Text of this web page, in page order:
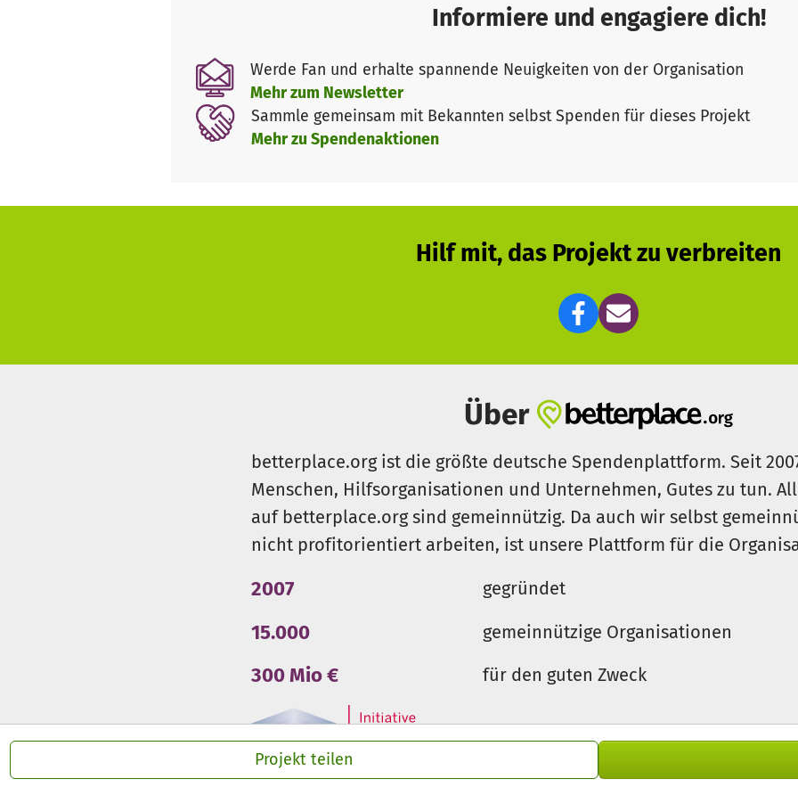
Projekt teilen
- kontrollierte Bruten - der Austausch von Eiern verringert langfristig die
- Artgerechte Fütterung - der Gesundheitszustand der Tauben wird verbessert und
abgesetzt. Fassaden der Stadtgebäude werden geschont (80% des Kots wird im
entsorgt).
- Tauben sind ehemalige Haus- und Nutztiere: Wenn ihnen ein Heimatschlag geboten
oder lang an. Die Vögel sind nicht mehr so geballt auf den Straßen, sondern
- Aufnahme von verletzten, gefundenen Tieren. (Entlastung der hiesigen
- Rückführung von gefundenen Brieftauben, Rasse- und Ziertauben, die sich sonst
Stadttaubenmanagement steht im Sinne des aufkeimenden Bewusstseins für Natur,
Informiere und engagiere dich!
Werde Fan und erhalte spannende Neuigkeiten von der Organisation
Mehr zum Newsletter
Sammle gemeinsam mit Bekannten selbst Spenden für dieses Projekt
Mehr zu Spendenaktionen
Hilf mit, das Projekt zu verbreiten
Über
betterplace.org ist die größte deutsche Spendenplattform. Seit
Menschen, Hilfsorganisationen und Unternehmen, Gutes zu tun.
auf betterplace.org sind gemeinnützig. Da auch wir selbst
nicht profitorientiert arbeiten, ist unsere Plattform für die
2007 gegründet
15.000 gemeinnützige Organisationen
300 Mio € für den guten Zweck